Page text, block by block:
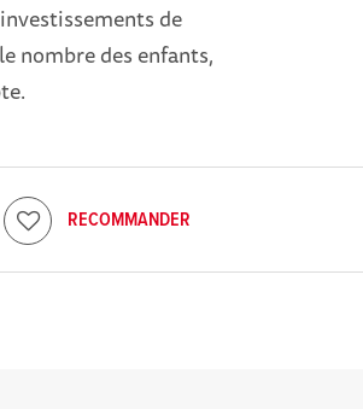
de
nombre des enfants,
RECOMMANDER